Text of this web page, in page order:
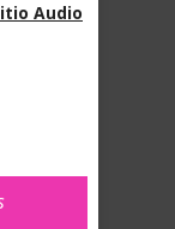
Audio